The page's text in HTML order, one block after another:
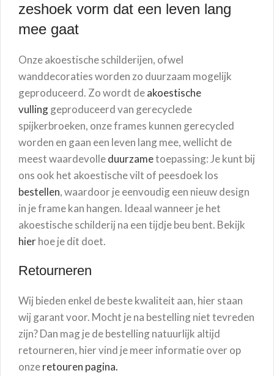
zeshoek vorm dat een leven lang
mee gaat
Onze akoestische schilderijen, ofwel
wanddecoraties worden zo duurzaam mogelijk
geproduceerd. Zo wordt deakoestische
vullinggeproduceerd van gerecyclede
spijkerbroeken, onze frames kunnen gerecycled
worden en gaan een leven lang mee, wellicht de
meest waardevolleduurzametoepassing: Je kunt bij
ons ook het akoestische vilt of peesdoek los
bestellen, waardoor je eenvoudig een nieuw design
in je frame kan hangen. Ideaal wanneer je het
akoestische schilderij na een tijdje beu bent. Bekijk
hierhoe je dit doet.
Retourneren
Wij bieden enkel de beste kwaliteit aan, hier staan
wij garant voor. Mocht je na bestelling niet tevreden
zijn? Dan mag je de bestelling natuurlijk altijd
retourneren, hier vind je meer informatie over op
onzeretouren pagina.